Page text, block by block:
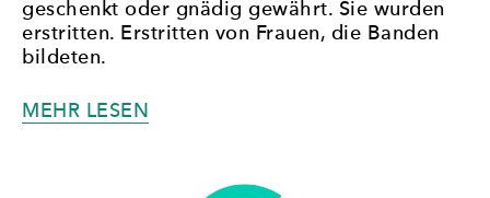
geschenkt oder gnädig gewährt. Sie wurden
erstritten. Erstritten von Frauen, die Banden
bildeten.
MEHR LESEN